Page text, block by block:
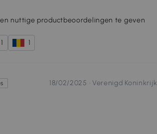
nuttige productbeoordelingen te geven
1 1
18/02/2025 · Verenigd Koninkrijk